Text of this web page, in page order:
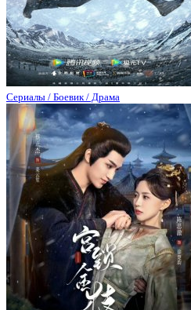
Сериалы / Боевик / Драма